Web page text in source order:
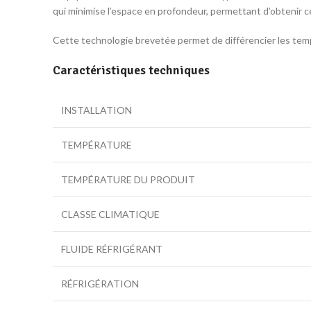
qui minimise l’espace en profondeur, permettant d’obtenir
Cette technologie brevetée permet de différencier les
Caractéristiques techniques
INSTALLATION
TEMPÉRATURE
TEMPÉRATURE DU PRODUIT
CLASSE CLIMATIQUE
FLUIDE RÉFRIGÉRANT
RÉFRIGÉRATION